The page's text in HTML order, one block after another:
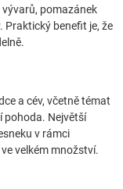
pomazánek
Praktický benefit je, že
a cév, včetně témat
pohoda. Největší
v rámci
velkém množství.